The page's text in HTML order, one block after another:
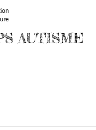
AUTISME